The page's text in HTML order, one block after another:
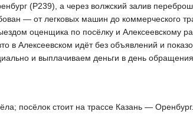
(Р239), а через волжский залив
— от легковых машин до коммерческого
оценщика по посёлку и Алексеевскому
в Алексеевском идёт без объявлений и
и выплачиваем деньги в день обращения.
посёлок стоит на трассе Казань — Оренбург.